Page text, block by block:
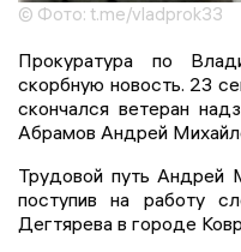
© Фото: t.me/vladprok33
Прокуратура по
скорбную новость. 23
скончался ветеран
Абрамов Андрей
Трудовой путь Андрей
поступив на работу
Дегтярева в городе